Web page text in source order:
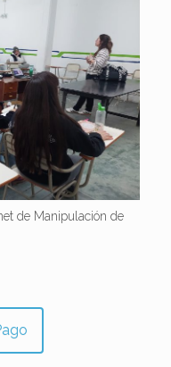
de Manipulación de